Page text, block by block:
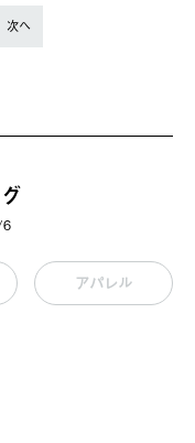
次へ
6
アパレル